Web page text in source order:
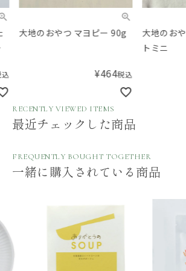
大地のおやつ マヨピー 90g
464税込
大地のおや
トミニ
RECENTLY VIEWED ITEMS
最近チェックした商品
FREQUENTLY BOUGHT TOGETHER
一緒に購入されている商品